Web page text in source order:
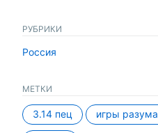
РУБРИКИ
Россия
МЕТКИ
3.14 пец игры разума